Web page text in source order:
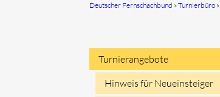
Deutscher Fernschachbund Turnierbüro
Navigation
Turnierangebote
Hinweis für Neueinsteiger